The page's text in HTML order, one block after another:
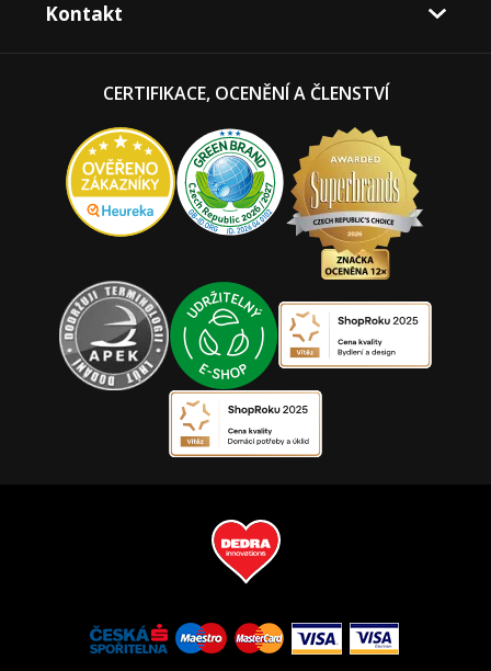
Kontakt
CERTIFIKACE, OCENĚNÍ A ČLENSTVÍ